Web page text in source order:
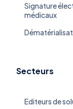
Signature
médicaux
Secteurs
Editeurs de